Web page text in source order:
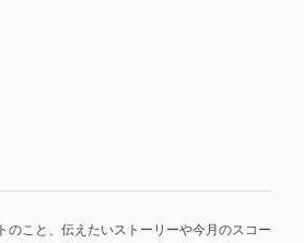
のこと、伝えたいストーリーや今月のスコー